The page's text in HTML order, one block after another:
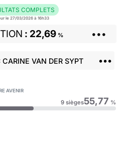
COMPLETS
le 27/03/2026 à 16h33
22,69 % •••
VAN DER SYPT •••
AVENIR
9 sièges55,77 %